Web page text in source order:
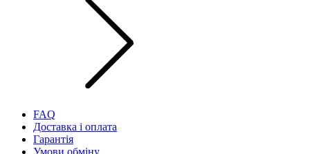
FAQ
Доставка і оплата
Гарантія
Умови обміну